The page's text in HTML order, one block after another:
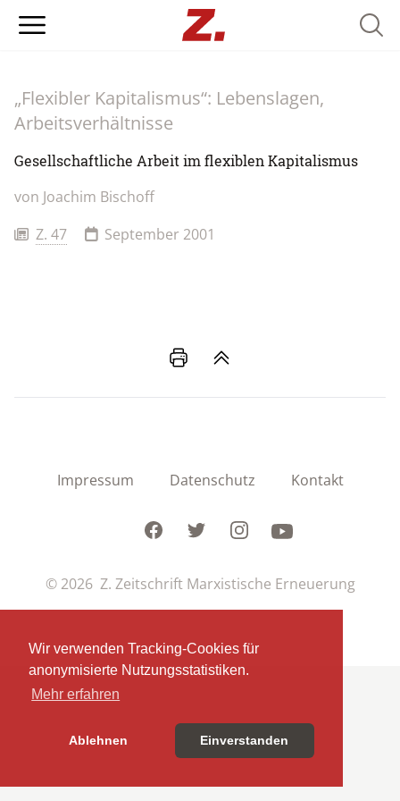
Wir verwenden Tracking-Cookies für
anonymisierte Nutzungsstatistiken.
Mehr erfahren
Ablehnen Einverstanden
„Flexibler Kapitalismus“: Lebenslagen,
Arbeitsverhältnisse
Gesellschaftliche Arbeit im flexiblen Kapitalismus
von Joachim Bischoff
Z. 47
September 2001
Impressum Datenschutz Kontakt
FacebookTwitterInstagramYoutube
© 2026 Z. Zeitschrift Marxistische Erneuerung